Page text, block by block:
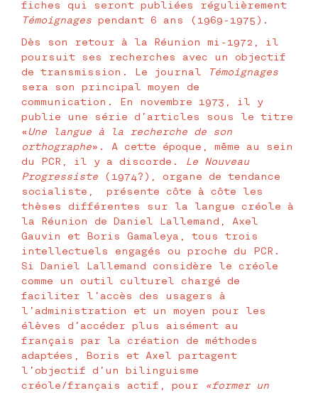
fiches qui seront publiées régulièrement
Témoignages pendant 6 ans (1969-1975).
Dès son retour à la Réunion mi-1972, il
poursuit ses recherches avec un objectif
de transmission. Le journal
Témoignages
sera son principal moyen de
communication. En novembre 1973, il y
publie une série d’articles sous le titre
«Une langue à la recherche de son
orthographe». A cette époque, même au sein
du PCR, il y a discorde.
Le Nouveau
Progressiste (1974?), organe de tendance
socialiste, présente côte à côte les
thèses différentes sur la langue créole à
la Réunion de Daniel Lallemand, Axel
Gauvin et Boris Gamaleya, tous trois
intellectuels engagés ou proche du PCR.
Si Daniel Lallemand considère le créole
comme un outil culturel chargé de
faciliter l’accès des usagers à
l’administration et un moyen pour les
élèves d’accéder plus aisément au
français par la création de méthodes
adaptées, Boris et Axel partagent
l’objectif d’un bilinguisme
créole/français actif, pour
«former un